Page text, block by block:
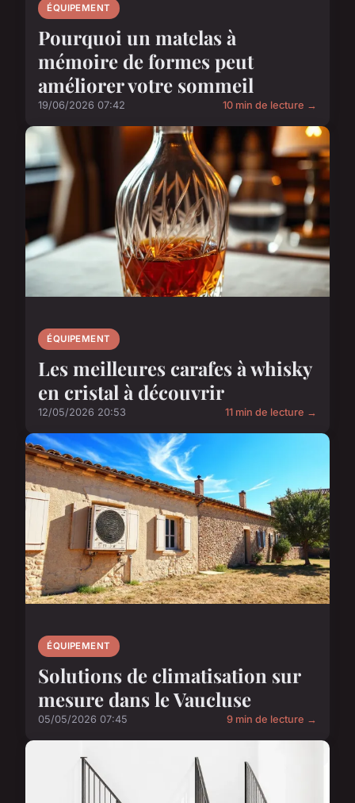
ÉQUIPEMENT
Pourquoi un matelas à
mémoire de formes peut
améliorer votre sommeil
19/06/2026 07:42 10 min de lecture →
ÉQUIPEMENT
Les meilleures carafes à whisky
en cristal à découvrir
12/05/2026 20:53 11 min de lecture →
ÉQUIPEMENT
Solutions de climatisation sur
mesure dans le Vaucluse
05/05/2026 07:45 9 min de lecture →